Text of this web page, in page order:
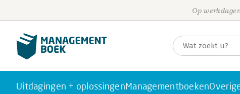
Op
Uitdagingen + oplossingenManagementboeken